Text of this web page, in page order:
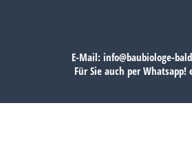
E-Mail: info@baubiologe-
Für Sie auch per Whatsapp!